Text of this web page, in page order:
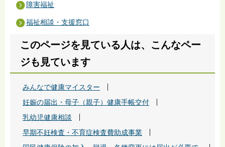
障害福祉
福祉相談・支援窓口
このページを見ている人は、こんなペー
ジも見ています
みんなで健康マイスター
妊娠の届出・母子（親子）健康手帳交付
乳幼児健康相談
早期不妊検査・不育症検査費助成事業